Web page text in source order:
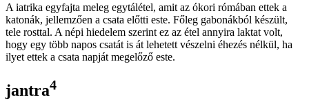
A iatrika egyfajta meleg egytálétel, amit az ókori rómában ettek a
katonák, jellemzően a csata előtti este. Főleg gabonákból készült,
tele rosttal. A népi hiedelem szerint ez az étel annyira laktat volt,
hogy egy több napos csatát is át lehetett vészelni éhezés nélkül, ha
ilyet ettek a csata napját megelőző este.
jantra4